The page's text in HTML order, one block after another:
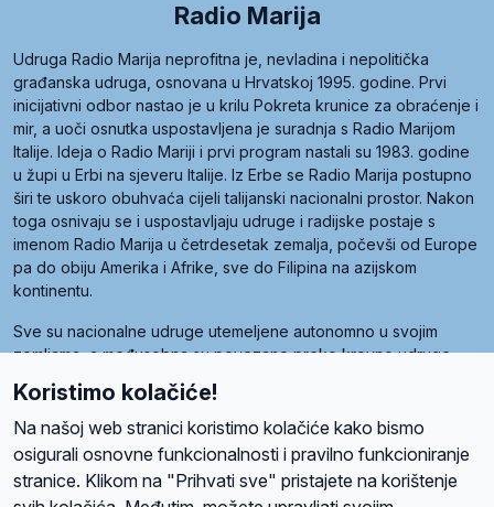
Radio Marija
Udruga Radio Marija neprofitna je, nevladina i nepolitička
građanska udruga, osnovana u Hrvatskoj 1995. godine. Prvi
inicijativni odbor nastao je u krilu Pokreta krunice za obraćenje i
mir, a uoči osnutka uspostavljena je suradnja s Radio Marijom
Italije. Ideja o Radio Mariji i prvi program nastali su 1983. godine
u župi u Erbi na sjeveru Italije. Iz Erbe se Radio Marija postupno
širi te uskoro obuhvaća cijeli talijanski nacionalni prostor. Nakon
toga osnivaju se i uspostavljaju udruge i radijske postaje s
imenom Radio Marija u četrdesetak zemalja, počevši od Europe
pa do obiju Amerika i Afrike, sve do Filipina na azijskom
kontinentu.
Sve su nacionalne udruge utemeljene autonomno u svojim
zemljama, a međusobna su povezane preko krovne udruge
Radio Maria). Svjetsku obitelj utemeljilo je sedam članica, među
kojima je i hrvatska Udruga Radio Marija.
Koristimo kolačiće!
Na našoj web stranici koristimo kolačiće kako bismo
osigurali osnovne funkcionalnosti i pravilno funkcioniranje
stranice. Klikom na "Prihvati sve" pristajete na korištenje